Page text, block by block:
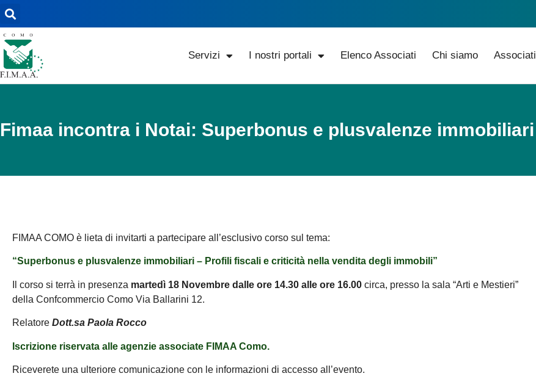
Servizi I nostri portali Elenco Associati Chi siamo Associati
Fimaa incontra i Notai: Superbonus e plusvalenze immobiliari
FIMAA COMO è lieta di invitarti a partecipare all’esclusivo corso sul tema:
“Superbonus e plusvalenze immobiliari – Profili fiscali e criticità nella vendita degli immobili”
Il corso si terrà in presenza martedì 18 Novembre dalle ore 14.30 alle ore 16.00 circa, presso la sala “Arti e Mestieri”
della Confcommercio Como Via Ballarini 12.
Relatore Dott.sa Paola Rocco
Iscrizione riservata alle agenzie associate FIMAA Como.
Riceverete una ulteriore comunicazione con le informazioni di accesso all’evento.